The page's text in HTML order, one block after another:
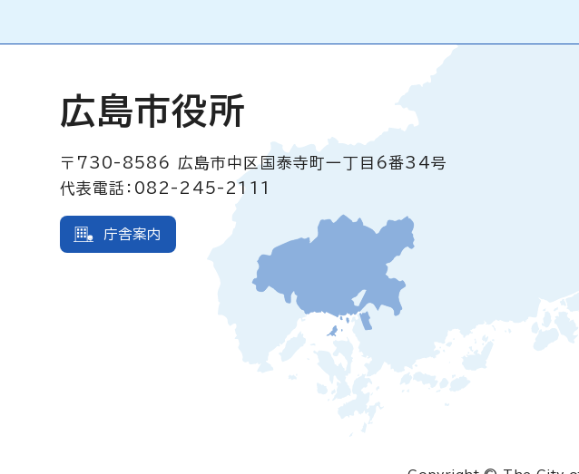
広島市役所
〒730-8586
広島市中区国泰寺町一丁目6番34号
代表電話：082-245-2111
庁舎案内